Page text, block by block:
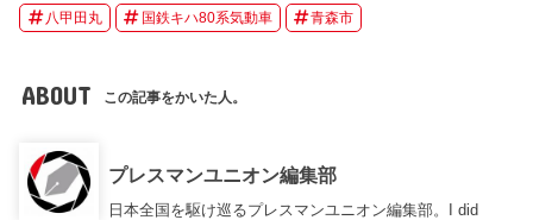
八甲田丸 国鉄キハ80系気動車 青森市
ABOUT この記事をかいた人。
プレスマンユニオン編集部
日本全国を駆け巡るプレスマンユニオン編集部。I did